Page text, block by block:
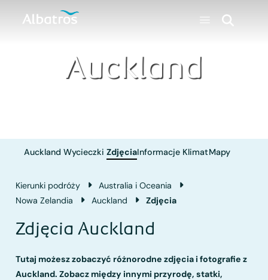
Auckland
Auckland Wycieczki ZdjęciaInformacje KlimatMapy
Kierunki podróży
Australia i Oceania
Nowa Zelandia
Auckland Zdjęcia
Zdjęcia Auckland
Tutaj możesz zobaczyć różnorodne zdjęcia i fotografie z
Auckland. Zobacz między innymi przyrodę, statki,